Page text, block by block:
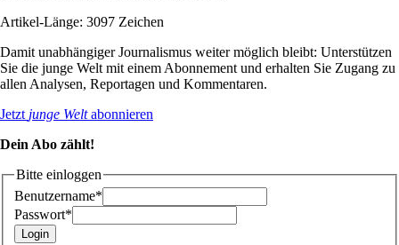
Artikel-Länge: 3097 Zeichen
Damit unabhängiger Journalismus weiter möglich bleibt: Unterstützen
Sie die junge Welt mit einem Abonnement und erhalten Sie Zugang zu
allen Analysen, Reportagen und Kommentaren.
Jetzt junge Weltabonnieren
Dein Abo zählt!
Bitte einloggen
Benutzername*
Passwort*